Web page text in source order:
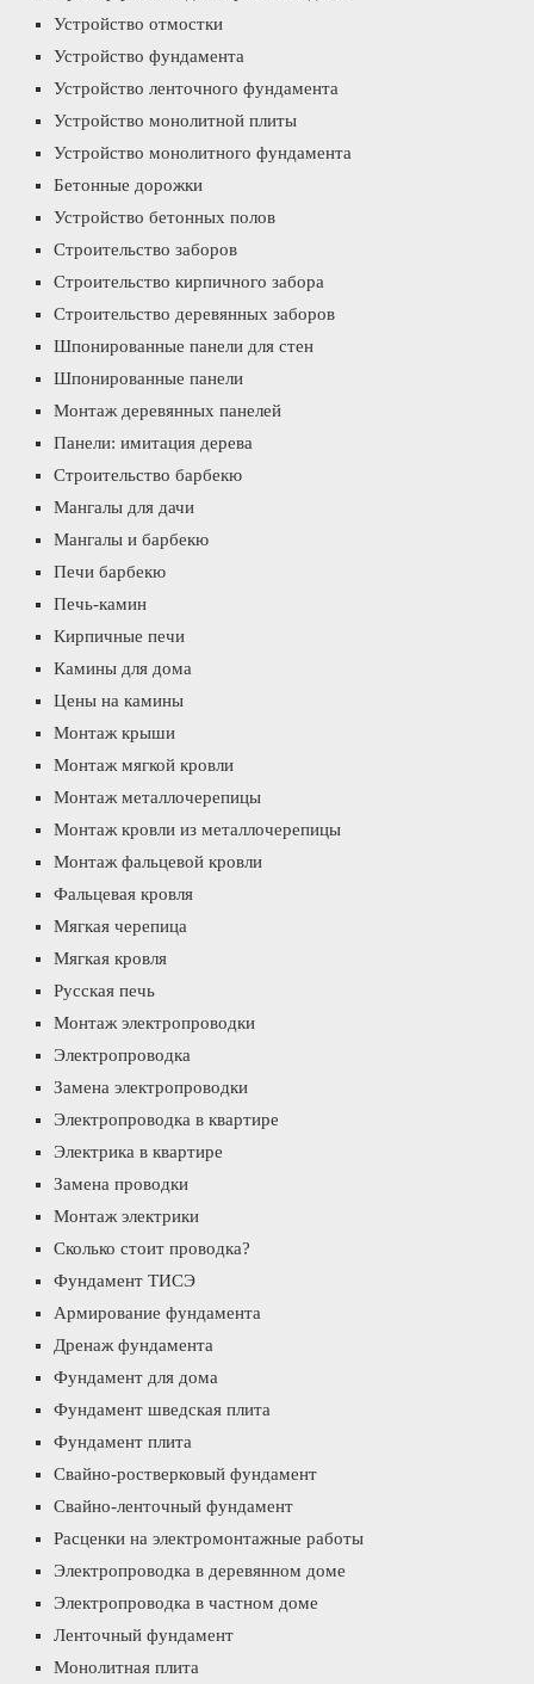
Устройство отмостки
Устройство фундамента
Устройство ленточного фундамента
Устройство монолитной плиты
Устройство монолитного фундамента
Бетонные дорожки
Устройство бетонных полов
Строительство заборов
Строительство кирпичного забора
Строительство деревянных заборов
Шпонированные панели для стен
Шпонированные панели
Монтаж деревянных панелей
Панели: имитация дерева
Строительство барбекю
Мангалы для дачи
Мангалы и барбекю
Печи барбекю
Печь-камин
Кирпичные печи
Камины для дома
Цены на камины
Монтаж крыши
Монтаж мягкой кровли
Монтаж металлочерепицы
Монтаж кровли из металлочерепицы
Монтаж фальцевой кровли
Фальцевая кровля
Мягкая черепица
Мягкая кровля
Русская печь
Монтаж электропроводки
Электропроводка
Замена электропроводки
Электропроводка в квартире
Электрика в квартире
Замена проводки
Монтаж электрики
Сколько стоит проводка?
Фундамент ТИСЭ
Армирование фундамента
Дренаж фундамента
Фундамент для дома
Фундамент шведская плита
Фундамент плита
Свайно-ростверковый фундамент
Свайно-ленточный фундамент
Расценки на электромонтажные работы
Электропроводка в деревянном доме
Электропроводка в частном доме
Ленточный фундамент
Монолитная плита